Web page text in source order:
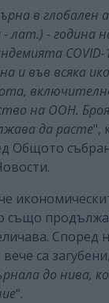
в глобален
- лат.) - година
COVID-
и във всяка
на ООН.
да расте",
Общото
също
Според
са
до нива,
“.